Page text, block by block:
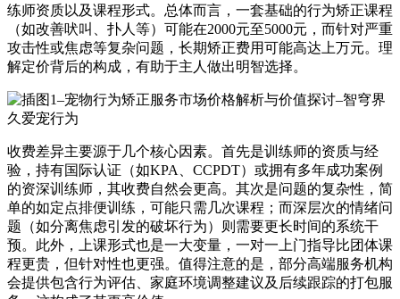
练师资质以及课程形式。总体而言，一套基础的行为矫正课程
（如改善吠叫、扑人等）可能在2000元至5000元，而针对严重
攻击性或焦虑等复杂问题，长期矫正费用可能高达上万元。理
解定价背后的构成，有助于主人做出明智选择。
收费差异主要源于几个核心因素。首先是训练师的资质与经
验，持有国际认证（如KPA、CCPDT）或拥有多年成功案例
的资深训练师，其收费自然会更高。其次是问题的复杂性，简
单的如定点排便训练，可能只需几次课程；而深层次的情绪问
题（如分离焦虑引发的破坏行为）则需要更长时间的系统干
预。此外，上课形式也是一大变量，一对一上门指导比团体课
程更贵，但针对性也更强。值得注意的是，部分高端服务机构
会提供包含行为评估、家庭环境调整建议及后续跟踪的打包服